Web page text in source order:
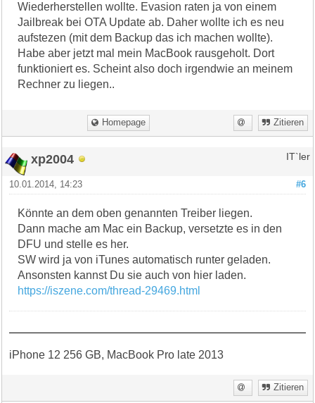
Wiederherstellen wollte. Evasion raten ja von einem
Jailbreak bei OTA Update ab. Daher wollte ich es neu
aufstezen (mit dem Backup das ich machen wollte).
Habe aber jetzt mal mein MacBook rausgeholt. Dort
funktioniert es. Scheint also doch irgendwie an meinem
Rechner zu liegen..
Homepage Zitieren
xp2004 IT`ler
#6
10.01.2014, 14:23
Könnte an dem oben genannten Treiber liegen.
Dann mache am Mac ein Backup, versetzte es in den
DFU und stelle es her.
SW wird ja von iTunes automatisch runter geladen.
Ansonsten kannst Du sie auch von hier laden.
https://iszene.com/thread-29469.html
iPhone 12 256 GB, MacBook Pro late 2013
Zitieren